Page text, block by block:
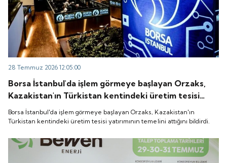
28 Temmuz 2026 12:05:00
Borsa İstanbul'da işlem görmeye başlayan Orzaks,
Kazakistan'ın Türkistan kentindeki üretim tesisi
yatırımının temelini attığını bildirdi.
Borsa İstanbul'da işlem görmeye başlayan Orzaks, Kazakistan'ın
Türkistan kentindeki üretim tesisi yatırımının temelini attığını bildirdi.